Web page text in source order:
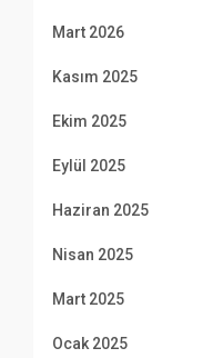
Mart 2026
Kasım 2025
Ekim 2025
Eylül 2025
Haziran 2025
Nisan 2025
Mart 2025
Ocak 2025